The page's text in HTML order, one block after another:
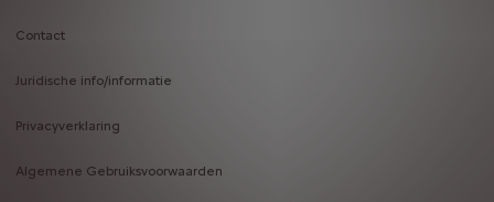
Contact
Juridische info/informatie
Privacyverklaring
Algemene Gebruiksvoorwaarden